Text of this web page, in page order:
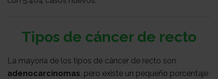
Tipos de cáncer de recto
La mayoría de los tipos de cáncer de recto son
adenocarcinomas, pero existe un pequeño porcentaje